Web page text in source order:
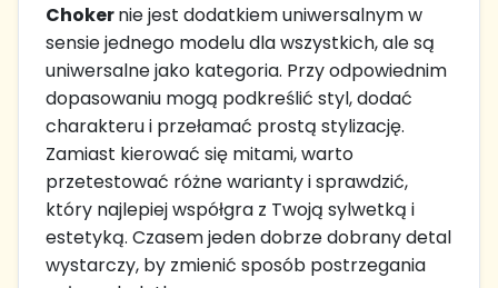
Chokernie jest dodatkiem uniwersalnym w
sensie jednego modelu dla wszystkich, ale są
uniwersalne jako kategoria. Przy odpowiednim
dopasowaniu mogą podkreślić styl, dodać
charakteru i przełamać prostą stylizację.
Zamiast kierować się mitami, warto
przetestować różne warianty i sprawdzić,
który najlepiej współgra z Twoją sylwetką i
estetyką. Czasem jeden dobrze dobrany detal
wystarczy, by zmienić sposób postrzegania